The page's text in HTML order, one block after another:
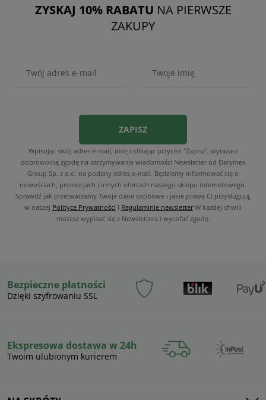
ZYSKAJ 10% RABATU NA PIERWSZE
ZAKUPY
ZAPISZ
Wpisując swój adres e-mail, imię i klikając przycisk "Zapisz", wyrażasz
dobrowolną zgodę na otrzymywanie wiadomości Newsletter od Darymex
Group Sp. z o.o. na podany adres e-mail. Będziemy informować cię o
nowościach, promocjach i innych ofertach naszego sklepu internetowego.
Sprawdź jak przetwarzamy Twoje dane osobowe i jakie prawa Ci przysługują,
w naszej Polityce Prywatności i Regulaminie newsletterW każdej chwili
możesz wypisać się z Newslettera i wycofać zgodę.
Bezpieczne płatności
Dzięki szyfrowaniu SSL
Ekspresowa dostawa w 24h
Twoim ulubionym kurierem